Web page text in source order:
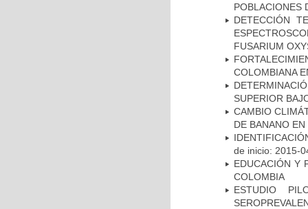
POBLACIONES
DETECCIÓN
FUSARIUM
COLOMBIANA
SUPERIOR
CAMBIO
DE BANANO
de inicio: 2015-
EDUCACIÓN Y
COLOMBIA
ESTUDIO